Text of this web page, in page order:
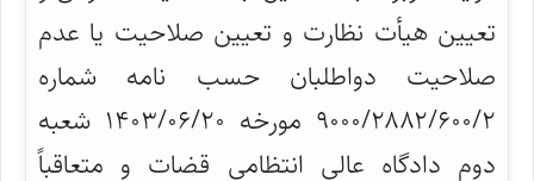
تعیین هیأت نظارت و تعیین صلاحیت یا عدم
صلاحیت دواطلبان حسب نامه شماره
۹۰۰۰/۲۸۸۲/۶۰۰/۲ مورخه ۱۴۰۳/۰۶/۲۰ شعبه
دوم دادگاه عالی انتظامی قضات و متعاقباً